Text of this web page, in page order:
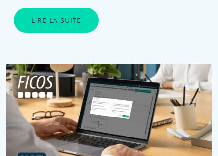
LIRE LA SUITE